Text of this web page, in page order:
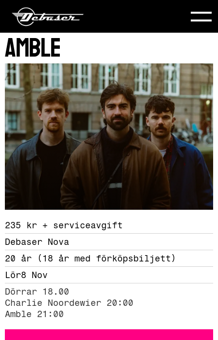
Amble
235 kr + serviceavgift
Debaser Nova
20 år (18 år med förköpsbiljett)
Lör8 Nov
Dörrar 18.00
Charlie Noordewier 20:00
Amble 21:00